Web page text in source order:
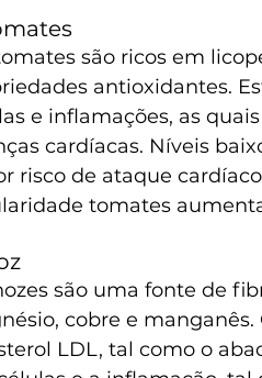
são ricos em
antioxidantes.
e inflamações, as
cardíacas. Níveis
risco de ataque
tomates
são uma fonte de
cobre e
LDL, tal como o